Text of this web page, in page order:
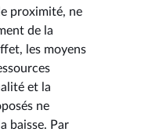
proximité, ne
de la
les moyens
et la
ne
baisse. Par